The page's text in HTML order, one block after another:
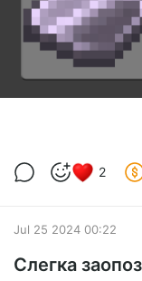
2
Jul 25 2024 00:22
Слегка